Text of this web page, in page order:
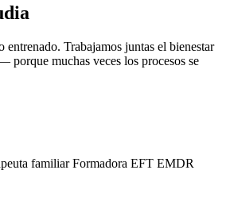
entrenado. Trabajamos juntas el bienestar
porque muchas veces los procesos se
familiar Formadora EFT EMDR